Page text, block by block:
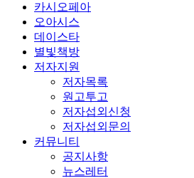
카시오페아
오아시스
데이스타
별빛책방
저자지원
저자목록
원고투고
저자섭외신청
저자섭외문의
커뮤니티
공지사항
뉴스레터